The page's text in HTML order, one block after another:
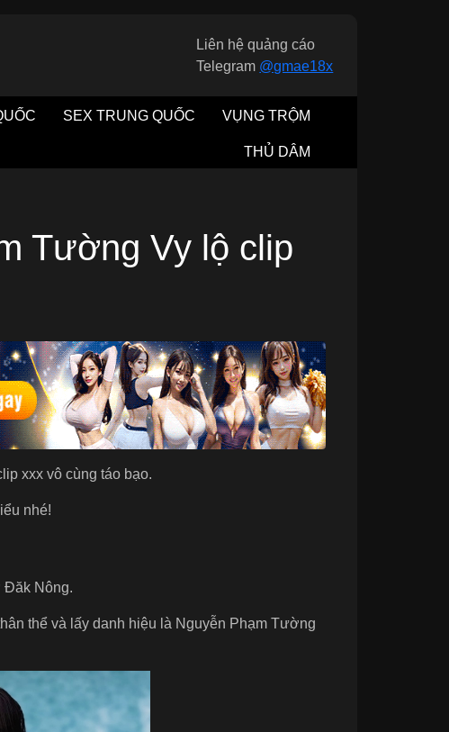
Liên hệ quảng cáo
Telegram @gmae18x
SEX TRUNG QUỐC VỤNG TRỘM
THỦ DÂM
Tường Vy lộ clip
xxx vô cùng táo bạo.
nhé!
Đăk Nông.
thể và lấy danh hiệu là Nguyễn Phạm Tường